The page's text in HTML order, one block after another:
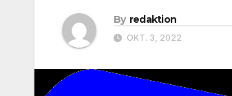
By redaktion
OKT. 3, 2022